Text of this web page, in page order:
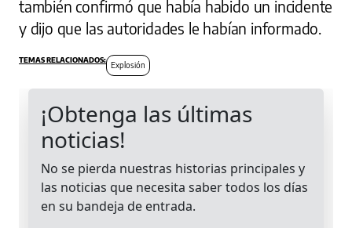
también confirmó que había habido un incidente
y dijo que las autoridades le habían informado.
Explosión